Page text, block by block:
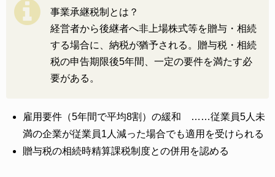
事業承継税制とは？
経営者から後継者へ非上場株式等を贈与・相続
する場合に、納税が猶予される。贈与税・相続
税の申告期限後5年間、一定の要件を満たす必
要がある。
雇用要件（5年間で平均8割）の緩和 ……従業員5人未
満の企業が従業員1人減った場合でも適用を受けられる
贈与税の相続時精算課税制度との併用を認める